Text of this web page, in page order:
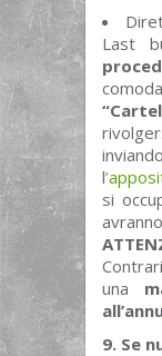
Last
l
si
una
9. Se